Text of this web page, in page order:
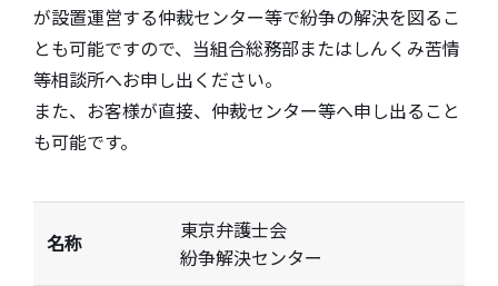
が設置運営する仲裁センター等で紛争の解決を図るこ
とも可能ですので、当組合総務部またはしんくみ苦情
等相談所へお申し出ください。
また、お客様が直接、仲裁センター等へ申し出ること
も可能です。
名称
東京弁護士会
紛争解決センター